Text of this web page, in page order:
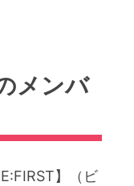
メンバ
】（ビ